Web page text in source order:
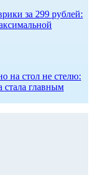
за 299 рублей:
на стол не стелю:
главным